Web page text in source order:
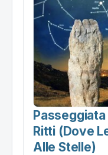
Ritti (dove
Alle Stelle)